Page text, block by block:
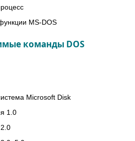
MS-DOS
команды DOS
Microsoft Disk
1.0